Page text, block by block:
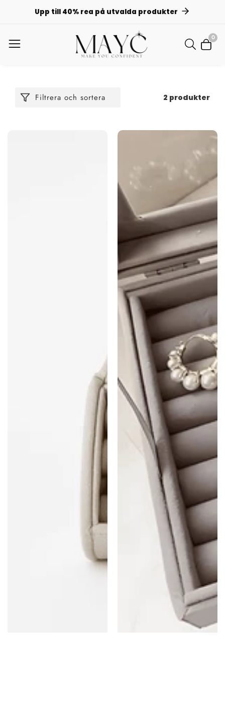
Upp till 40% rea på utvalda produkter
00
Filtrera och sortera 2 produkter